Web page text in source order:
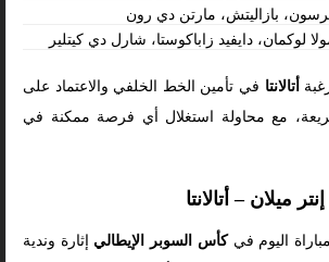
بازاليتش، مارتن دي رون
لوكمان، دايفيد زاباكوستا، شارل دي كيتلير
أتالانتا في تأمين الخط الخلفي والاعتماد على
مع محاولة استغلال أي فرصة ممكنة في
ميلان – أتالانتا
اليوم فيكأس السوبر الإيطالي إثارة وندية